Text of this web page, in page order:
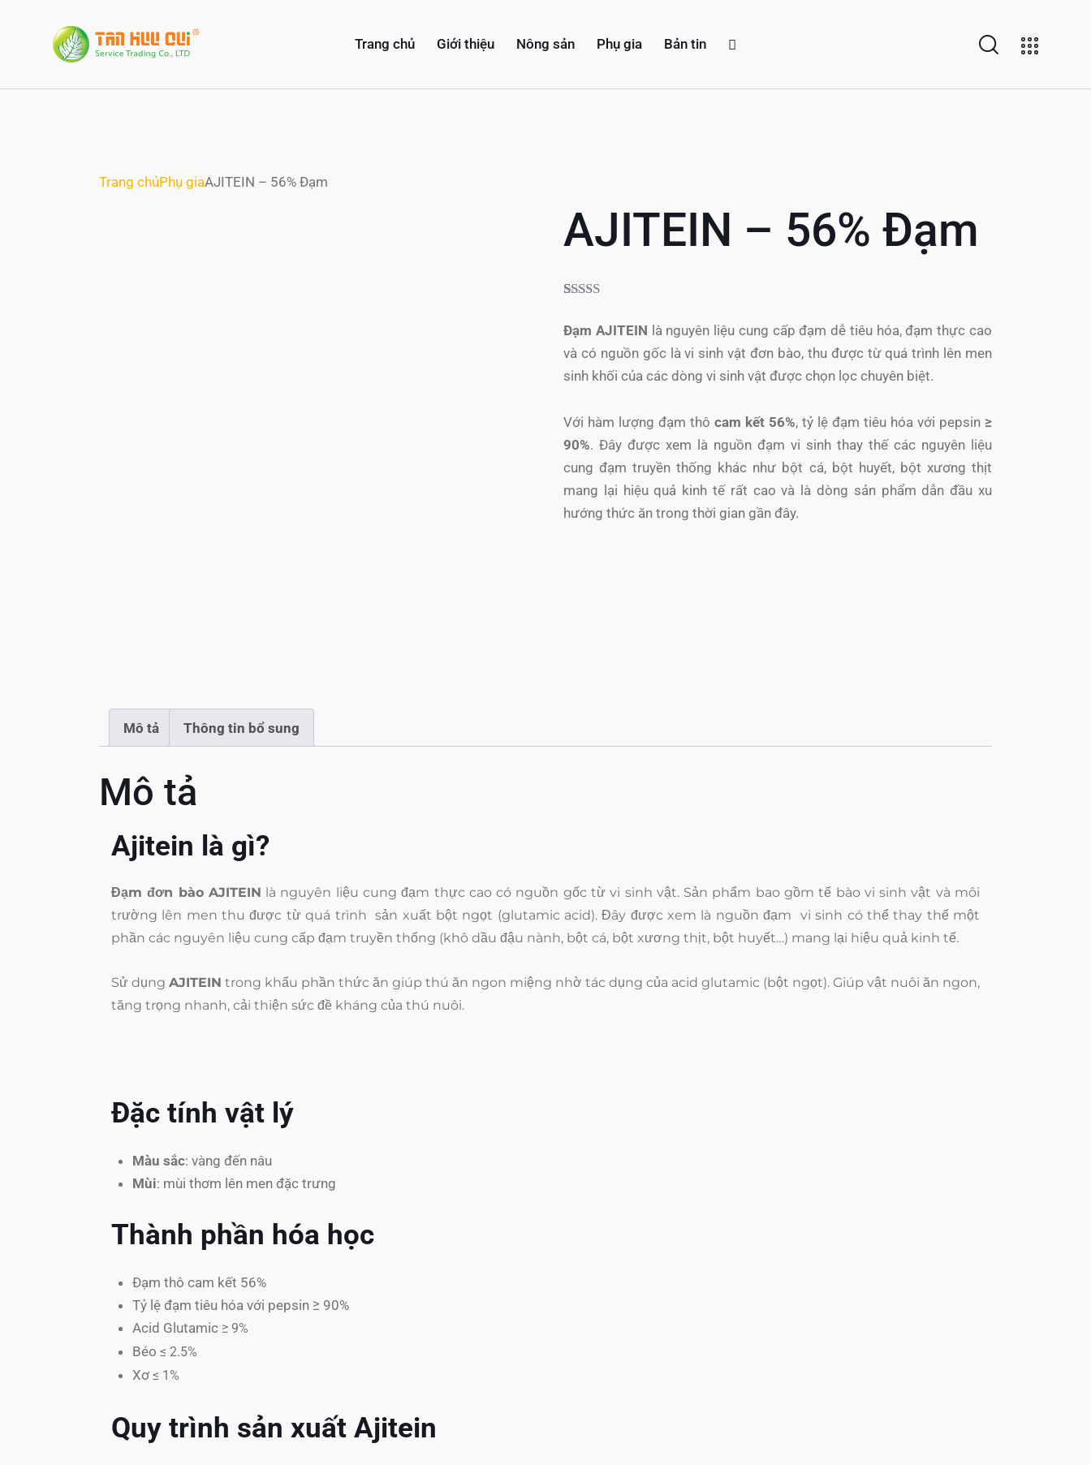
Trang chủ Giới thiệu Nông sản Phụ gia Bản tin
Trang chủPhụ giaAJITEIN – 56% Đạm
AJITEIN – 56% Đạm
dựa trên
đánh giá
Đạm AJITEIN là nguyên liệu cung cấp đạm dễ tiêu hóa, đạm thực cao
và có nguồn gốc là vi sinh vật đơn bào, thu được từ quá trình lên men
sinh khối của các dòng vi sinh vật được chọn lọc chuyên biệt.
Với hàm lượng đạm thô cam kết 56%, tỷ lệ đạm tiêu hóa với pepsin ≥
90%. Đây được xem là nguồn đạm vi sinh thay thế các nguyên liệu
cung đạm truyền thống khác như bột cá, bột huyết, bột xương thịt
mang lại hiệu quả kinh tế rất cao và là dòng sản phẩm dẫn đầu xu
hướng thức ăn trong thời gian gần đây.
Mô tả Thông tin bổ sung
Mô tả
Ajitein là gì?
Đạm đơn bào AJITEIN là nguyên liệu cung đạm thực cao có nguồn gốc từ vi sinh vật. Sản phẩm bao gồm tế bào vi sinh vật và môi
trường lên men thu được từ quá trình sản xuất bột ngọt (glutamic acid). Đây được xem là nguồn đạm vi sinh có thể thay thế một
phần các nguyên liệu cung cấp đạm truyền thống (khô dầu đậu nành, bột cá, bột xương thịt, bột huyết…) mang lại hiệu quả kinh tế.
Sử dụng AJITEIN trong khẩu phần thức ăn giúp thú ăn ngon miệng nhờ tác dụng của acid glutamic (bột ngọt). Giúp vật nuôi ăn ngon,
tăng trọng nhanh, cải thiện sức đề kháng của thú nuôi.
Đặc tính vật lý
Màu sắc: vàng đến nâu
Mùi: mùi thơm lên men đặc trưng
Thành phần hóa học
Đạm thô cam kết 56%
Tỷ lệ đạm tiêu hóa với pepsin ≥ 90%
Acid Glutamic ≥ 9%
Béo ≤ 2.5%
Xơ ≤ 1 %
Quy trình sản xuất Ajitein